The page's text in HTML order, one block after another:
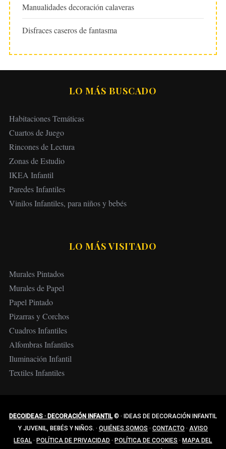
Manualidades decoración calaveras
Disfraces caseros de fantasma
LO MÁS BUSCADO
Habitaciones Temáticas
Cuartos de Juego
Rincones de Lectura
Zonas de Estudio
IKEA Infantil
Paredes Infantiles
Vinilos Infantiles, para niños y bebés
LO MÁS VISITADO
Murales Pintados
Murales de Papel
Papel Pintado
Pizarras y Corchos
Cuadros Infantiles
Alfombras Infantiles
Iluminación Infantil
Textiles Infantiles
DECOIDEAS · DECORACIÓN INFANTIL© ·
IDEAS DE DECORACIÓN INFANTIL
Y JUVENIL, BEBÉS Y NIÑOS. · QUIÉNES SOMOS · CONTACTO · AVISO
LEGAL · POLÍTICA DE PRIVACIDAD · POLÍTICA DE COOKIES · MAPA DEL